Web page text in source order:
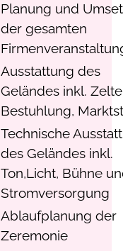
Planung und
der gesamten
Ausstattung des
Geländes inkl.
Bestuhlung,
Technische
des Geländes inkl.
Ton,Licht, Bühne
Stromversorgung
Ablaufplanung der
Zeremonie